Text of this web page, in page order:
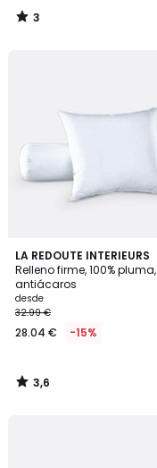
3
/
LA REDOUTE INTERIEURS
Relleno firme, 100% pluma,
antiácaros
desde
32.99 €
28.04 € -15%
3,6
/ 5
3,6
/